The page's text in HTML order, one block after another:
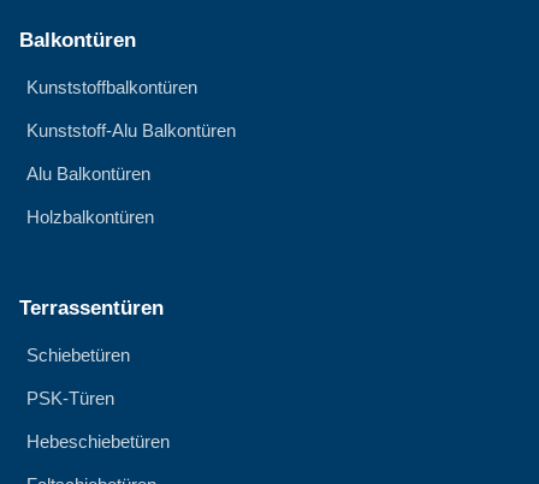
Balkontüren
Kunststoffbalkontüren
Kunststoff-Alu Balkontüren
Alu Balkontüren
Holzbalkontüren
Terrassentüren
Schiebetüren
PSK-Türen
Hebeschiebetüren